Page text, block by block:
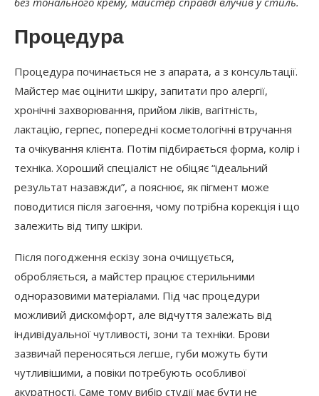
Процедура
Процедура починається не з апарата, а з консультації.
Майстер має оцінити шкіру, запитати про алергії,
хронічні захворювання, прийом ліків, вагітність,
лактацію, герпес, попередні косметологічні втручання
та очікування клієнта. Потім підбирається форма, колір і
техніка. Хороший спеціаліст не обіцяє “ідеальний
результат назавжди”, а пояснює, як пігмент може
поводитися після загоєння, чому потрібна корекція і що
залежить від типу шкіри.
Після погодження ескізу зона очищується,
обробляється, а майстер працює стерильними
одноразовими матеріалами. Під час процедури
можливий дискомфорт, але відчуття залежать від
індивідуальної чутливості, зони та техніки. Брови
зазвичай переносяться легше, губи можуть бути
чутливішими, а повіки потребують особливої
акуратності. Саме тому вибір студії має бути не